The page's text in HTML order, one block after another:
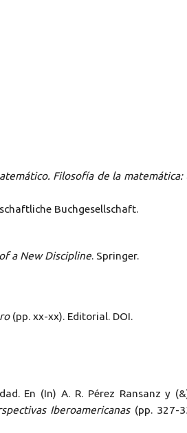
Filosofía de la matemática:
Buchgesellschaft.
a New Discipline. Springer.
(pp. xx-xx). Editorial. DOI.
En (In) A. R. Pérez Ransanz y
Iberoamericanas(pp. 327-